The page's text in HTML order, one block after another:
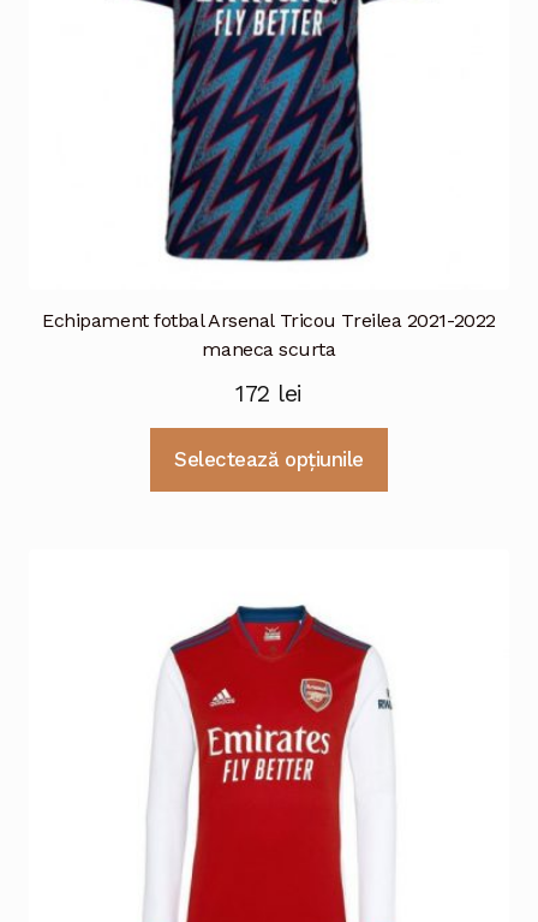
Echipament fotbal Arsenal Tricou Treilea 2021-2022
maneca scurta
172 lei
Selectează opțiunile
fi